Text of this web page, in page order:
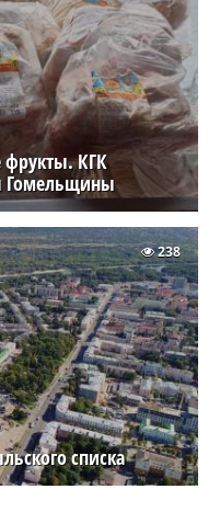
фрукты. КГК
Гомельщины
списка
238